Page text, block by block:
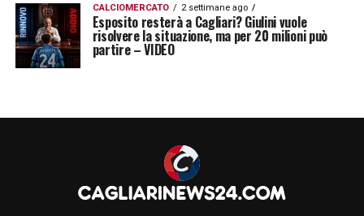
CALCIOMERCATO 2 settimane ago
Esposito resterà a Cagliari? Giulini vuole
risolvere la situazione, ma per 20 milioni può
partire – VIDEO